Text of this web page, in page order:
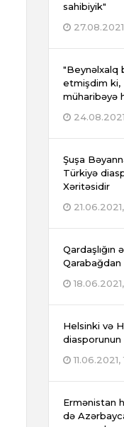
sahibiyik"
"Beynəlxalq
etmişdim ki,
müharibəyə
Şuşa
Türkiyə
Xəritəsidir
21.06.2021,
Qardaşlığın
Qarabağdan
Helsinki və
diasporunun
11.06.2021,
Ermənistan
də